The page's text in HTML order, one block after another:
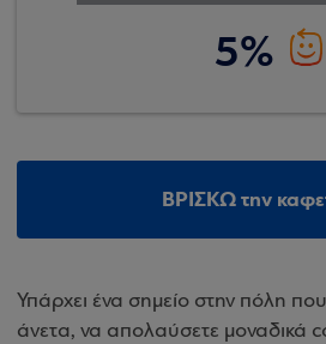
5%
ΒΡΙΣΚΩ την
Υπάρχει ένα σημείο στην πόλη
άνετα, να απολαύσετε μοναδικά